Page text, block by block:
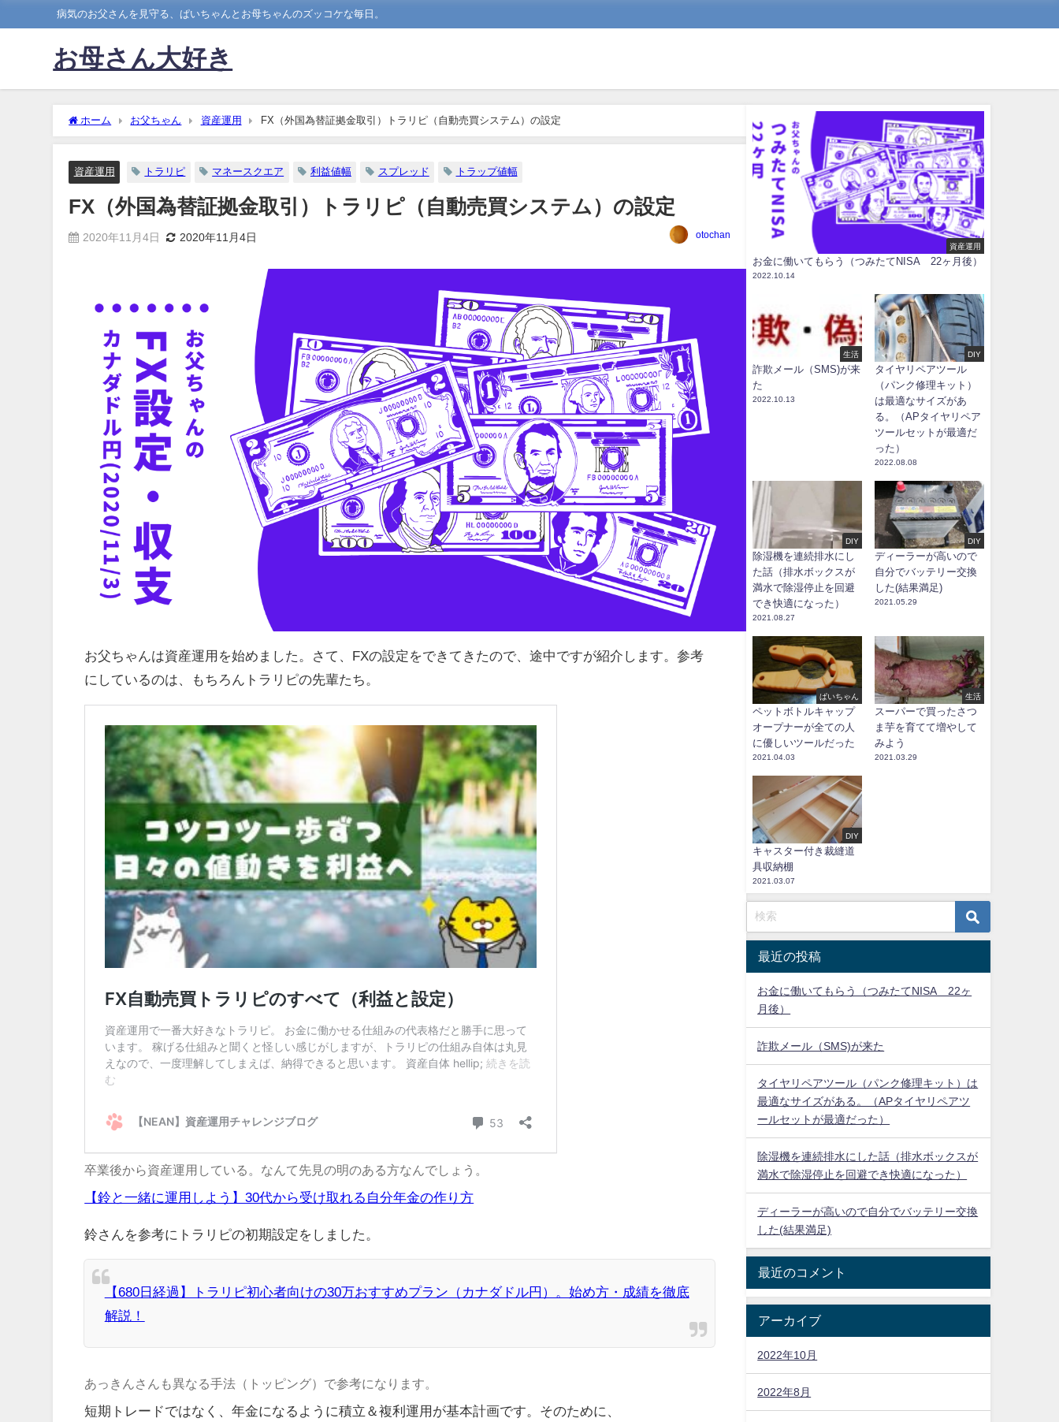
病気のお父さんを見守る、ぱいちゃんとお母ちゃんのズッコケな毎日。
お母さん大好き
ホーム お父ちゃん 資産運用 FX（外国為替証拠金取引）トラリピ（自動売買システム）の設定
資産運用 トラリピ マネースクエア 利益値幅 スプレッド トラップ値幅
FX（外国為替証拠金取引）トラリピ（自動売買システム）の設定
2020年11月4日 2020年11月4日 otochan
お父ちゃんは資産運用を始めました。さて、FXの設定をできてきたので、途中ですが紹介します。参考
にしているのは、もちろんトラリピの先輩たち。
卒業後から資産運用している。なんて先見の明のある方なんでしょう。
【鈴と一緒に運用しよう】30代から受け取れる自分年金の作り方
鈴さんを参考にトラリピの初期設定をしました。
【680日経過】トラリピ初心者向けの30万おすすめプラン（カナダドル円）。始め方・成績を徹底
解説！
あっきんさんも異なる手法（トッピング）で参考になります。
短期トレードではなく、年金になるように積立＆複利運用が基本計画です。そのために、
資産運用
お金に働いてもらう（つみたてNISA 22ヶ月後）
2022.10.14
生活
詐欺メール（SMS)が来
た
2022.10.13
DIY
タイヤリペアツール
（パンク修理キット）
は最適なサイズがあ
る。（APタイヤリペア
ツールセットが最適だ
った）
2022.08.08
DIY
除湿機を連続排水にし
た話（排水ボックスが
満水で除湿停止を回避
でき快適になった）
2021.08.27
DIY
ディーラーが高いので
自分でバッテリー交換
した(結果満足)
2021.05.29
ぱいちゃん
ペットボトルキャップ
オープナーが全ての人
に優しいツールだった
2021.04.03
生活
スーパーで買ったさつ
ま芋を育てて増やして
みよう
2021.03.29
DIY
キャスター付き裁縫道
具収納棚
2021.03.07
最近の投稿
お金に働いてもらう（つみたてNISA 22ヶ
月後）
詐欺メール（SMS)が来た
タイヤリペアツール（パンク修理キット）は
最適なサイズがある。（APタイヤリペアツ
ールセットが最適だった）
除湿機を連続排水にした話（排水ボックスが
満水で除湿停止を回避でき快適になった）
ディーラーが高いので自分でバッテリー交換
した(結果満足)
最近のコメント
アーカイブ
2022年10月
2022年8月